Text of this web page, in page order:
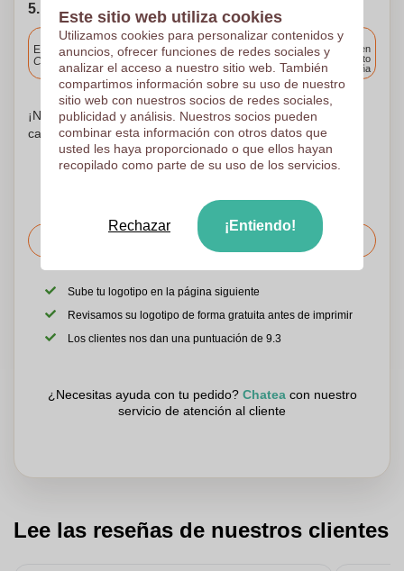
5. Elija su fecha de envío
Incluido
Entrega estándar
Cargue y apruebe sus archivos antes de las 9.30 a.m.
Entrega en
cualquier punto
de España
¡No te preocupes! Simplemente suba sus archivos a la
canasta de compras
Solicitar el precio
Sube tu logotipo en la página siguiente
Revisamos su logotipo de forma gratuita antes de imprimir
Los clientes nos dan una puntuación de 9.3
¿Necesitas ayuda con tu pedido? Chateacon nuestro
servicio de atención al cliente
Lee las reseñas de nuestros clientes
Este sitio web utiliza cookies
Utilizamos cookies para personalizar contenidos y
anuncios, ofrecer funciones de redes sociales y
analizar el acceso a nuestro sitio web. También
compartimos información sobre su uso de nuestro
sitio web con nuestros socios de redes sociales,
publicidad y análisis. Nuestros socios pueden
combinar esta información con otros datos que
usted les haya proporcionado o que ellos hayan
recopilado como parte de su uso de los servicios.
Rechazar ¡Entiendo!